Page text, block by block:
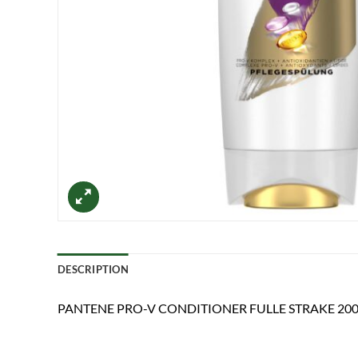
DESCRIPTION
PANTENE PRO-V CONDITIONER FULLE STRAKE